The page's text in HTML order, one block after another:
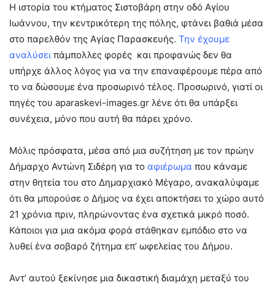
Η ιστορία του κτήματος Σιστοβάρη στην οδό Αγίου
Ιωάννου, την κεντρικότερη της πόλης, φτάνει βαθιά μέσα
στο παρελθόν της Αγίας Παρασκευής. Την έχουμε
αναλύσει πάμπολλες φορές και προφανώς δεν θα
υπήρχε άλλος λόγος για να την επαναφέρουμε πέρα από
το να δώσουμε ένα προσωρινό τέλος. Προσωρινό, γιατί οι
πηγές του aparaskevi-images.gr λένε ότι θα υπάρξει
συνέχεια, μόνο που αυτή θα πάρει χρόνο.
Μόλις πρόσφατα, μέσα από μια συζήτηση με τον πρώην
Δήμαρχο Αντώνη Σιδέρη για το αφιέρωμα που κάναμε
στην θητεία του στο Δημαρχιακό Μέγαρο, ανακαλύψαμε
ότι θα μπορούσε ο Δήμος να έχει αποκτήσει το χώρο αυτό
21 χρόνια πριν, πληρώνοντας ένα σχετικά μικρό ποσό.
Κάποιοι για μια ακόμα φορά στάθηκαν εμπόδιο στο να
λυθεί ένα σοβαρό ζήτημα επ’ ωφελείας του Δήμου.
Αντ’ αυτού ξεκίνησε μια δικαστική διαμάχη μεταξύ του